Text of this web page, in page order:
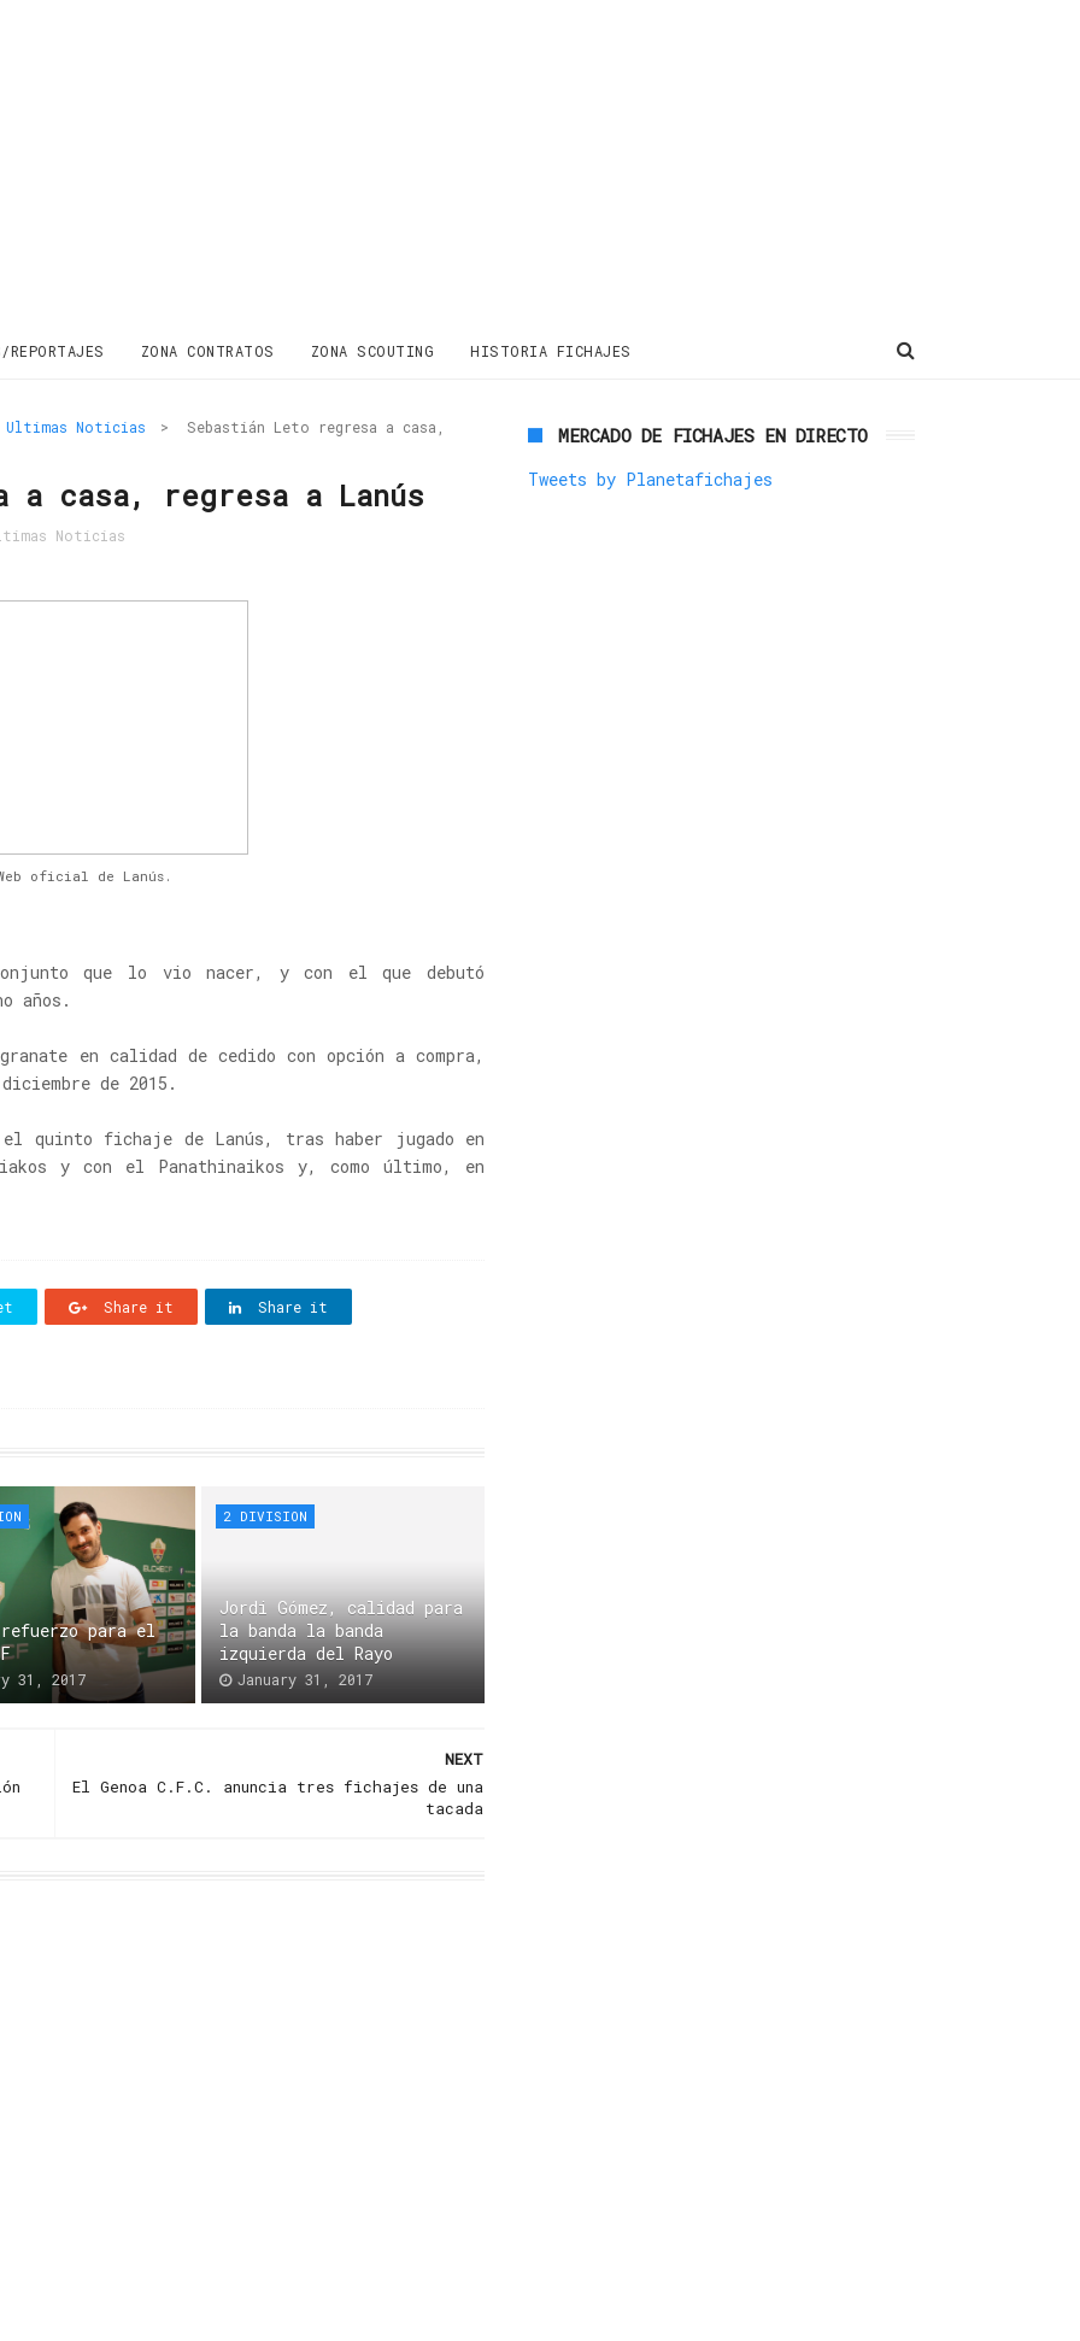
REPORTAJES ZONA CONTRATOS ZONA SCOUTING HISTORIA FICHAJES
Ultimas Noticias >
Sebastián Leto regresa a casa,
a casa, regresa a Lanús
Noticias
oficial de Lanús.
que lo vio nacer, y con el que debutó
años.
en calidad de cedido con opción a compra,
de 2015.
el quinto fichaje de Lanús, tras haber jugado en
y con el Panathinaikos y, como último, en
Share it Share it
refuerzo para el
31, 2017
2 DIVISION
Jordi Gómez, calidad para
la banda la banda
izquierda del Rayo
January 31, 2017
NEXT
El Genoa C.F.C. anuncia tres fichajes de una
tacada
MERCADO DE FICHAJES EN DIRECTO
Tweets by Planetafichajes